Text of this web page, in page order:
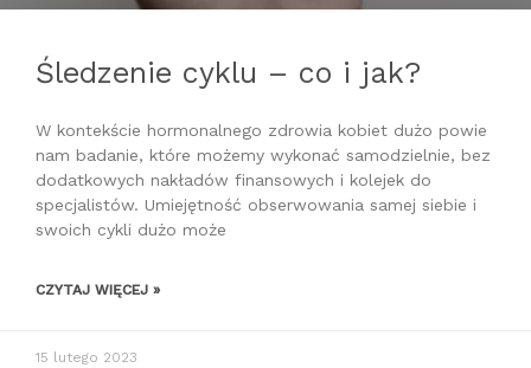
Śledzenie cyklu – co i jak?
W kontekście hormonalnego zdrowia kobiet dużo powie
nam badanie, które możemy wykonać samodzielnie, bez
dodatkowych nakładów finansowych i kolejek do
specjalistów. Umiejętność obserwowania samej siebie i
swoich cykli dużo może
CZYTAJ WIĘCEJ »
15 lutego 2023